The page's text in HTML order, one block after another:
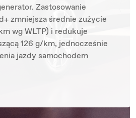
Zastosowanie
zmniejsza średnie zużycie
wg WLTP) i redukuje
126 g/km, jednocześnie
jazdy samochodem